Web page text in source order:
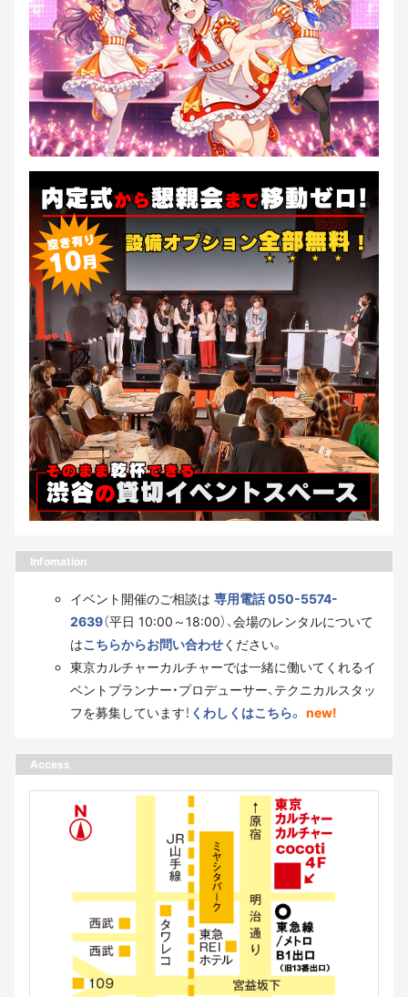
Infomation
イベント開催のご相談は 専用電話 050-5574-
2639（平日 10:00～18:00）、会場のレンタルについて
はこちらからお問い合わせください。
東京カルチャーカルチャーでは一緒に働いてくれるイ
ベントプランナー・プロデューサー、テクニカルスタッ
フを募集しています！ くわしくはこちら。 new!
Access